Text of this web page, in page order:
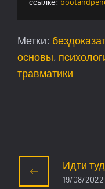
Метки:
основы,
травматики
Идти
19/08/2022